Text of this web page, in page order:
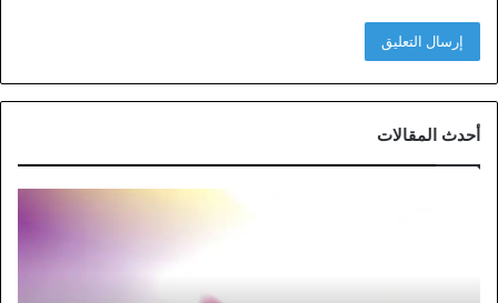
أحدث المقالات